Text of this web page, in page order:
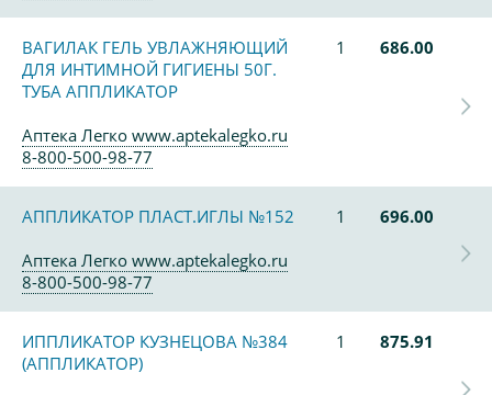
ВАГИЛАК ГЕЛЬ УВЛАЖНЯЮЩИЙ
ДЛЯ ИНТИМНОЙ ГИГИЕНЫ 50Г.
ТУБА АППЛИКАТОР
1 686.00
Аптека Легко www.aptekalegko.ru
8-800-500-98-77
АППЛИКАТОР ПЛАСТ.ИГЛЫ №152 1
696.00
Аптека Легко www.aptekalegko.ru
8-800-500-98-77
ИППЛИКАТОР КУЗНЕЦОВА №384
(АППЛИКАТОР)
1 875.91